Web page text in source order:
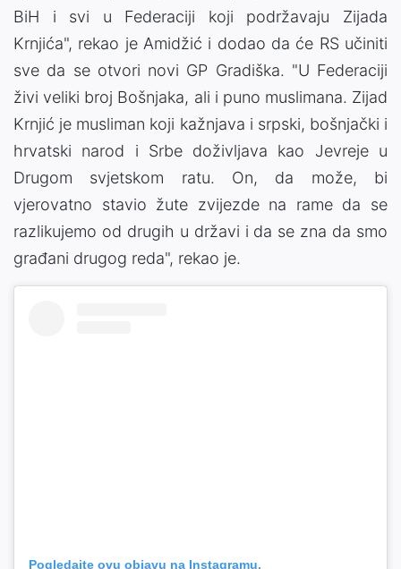
BiH i svi u Federaciji koji podržavaju Zijada
Krnjića", rekao je Amidžić i dodao da će RS učiniti
sve da se otvori novi GP Gradiška. "U Federaciji
živi veliki broj Bošnjaka, ali i puno muslimana. Zijad
Krnjić je musliman koji kažnjava i srpski, bošnjački i
hrvatski narod i Srbe doživljava kao Jevreje u
Drugom svjetskom ratu. On, da može, bi
vjerovatno stavio žute zvijezde na rame da se
razlikujemo od drugih u državi i da se zna da smo
građani drugog reda", rekao je.
Pogledajte ovu objavu na Instagramu.